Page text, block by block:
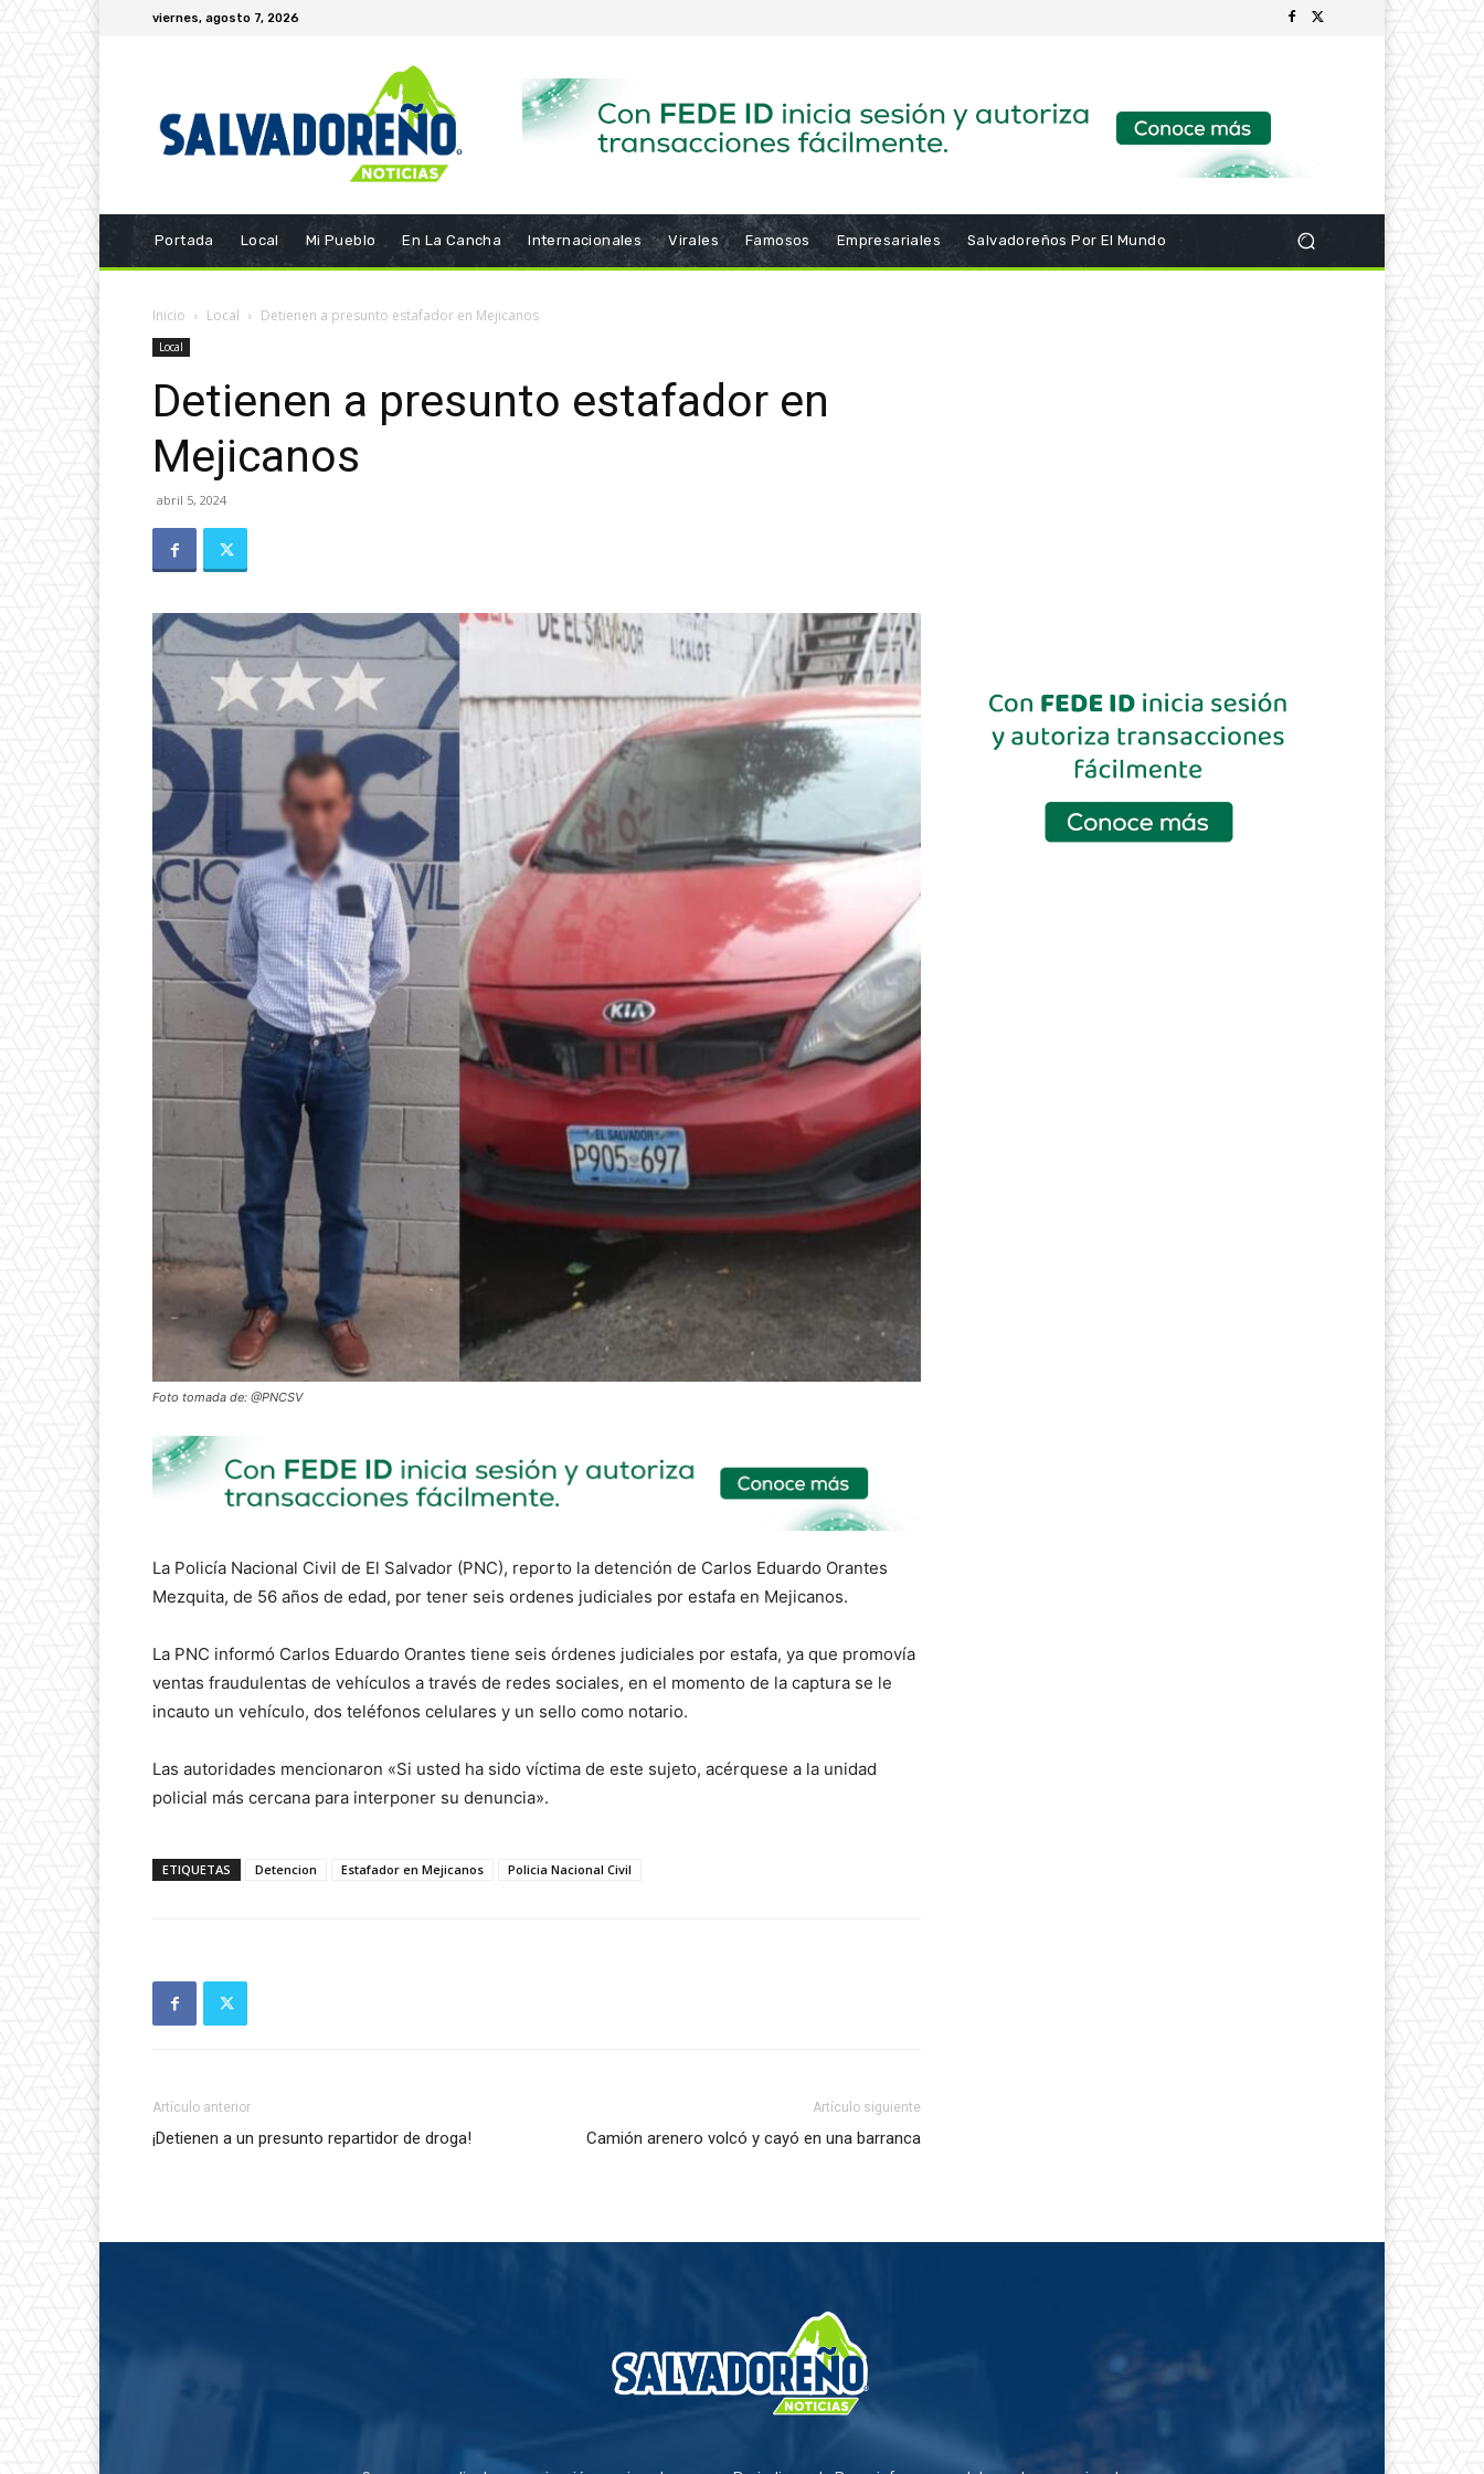
viernes, agosto 7, 2026
Portada Local Mi Pueblo En La Cancha Internacionales Virales Famosos Empresariales Salvadoreños Por El Mundo
Inicio Local Detienen a presunto estafador en Mejicanos
Local
Detienen a presunto estafador en
Mejicanos
abril 5, 2024
Foto tomada de: @PNCSV
La Policía Nacional Civil de El Salvador (PNC), reporto la detención de Carlos Eduardo Orantes
Mezquita, de 56 años de edad, por tener seis ordenes judiciales por estafa en Mejicanos.
La PNC informó Carlos Eduardo Orantes tiene seis órdenes judiciales por estafa, ya que promovía
ventas fraudulentas de vehículos a través de redes sociales, en el momento de la captura se le
incauto un vehículo, dos teléfonos celulares y un sello como notario.
Las autoridades mencionaron «Si usted ha sido víctima de este sujeto, acérquese a la unidad
policial más cercana para interponer su denuncia».
ETIQUETAS Detencion Estafador en Mejicanos Policia Nacional Civil
Artículo anterior
¡Detienen a un presunto repartidor de droga!
Artículo siguiente
Camión arenero volcó y cayó en una barranca